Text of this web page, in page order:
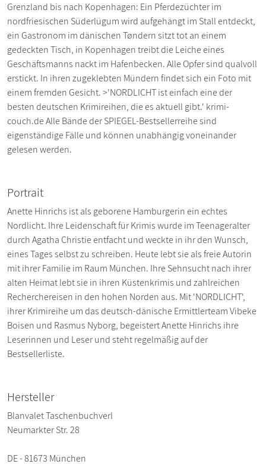
Grenzland bis nach Kopenhagen: Ein Pferdezüchter im
nordfriesischen Süderlügum wird aufgehängt im Stall entdeckt,
ein Gastronom im dänischen Tøndern sitzt tot an einem
gedeckten Tisch, in Kopenhagen treibt die Leiche eines
Geschäftsmanns nackt im Hafenbecken. Alle Opfer sind qualvoll
erstickt. In ihren zugeklebten Mündern findet sich ein Foto mit
einem fremden Gesicht. >'NORDLICHT ist einfach eine der
besten deutschen Krimireihen, die es aktuell gibt.' krimi-
couch.de Alle Bände der SPIEGEL-Bestsellerreihe sind
eigenständige Fälle und können unabhängig voneinander
gelesen werden.
Portrait
Anette Hinrichs ist als geborene Hamburgerin ein echtes
Nordlicht. Ihre Leidenschaft für Krimis wurde im Teenageralter
durch Agatha Christie entfacht und weckte in ihr den Wunsch,
eines Tages selbst zu schreiben. Heute lebt sie als freie Autorin
mit ihrer Familie im Raum München. Ihre Sehnsucht nach ihrer
alten Heimat lebt sie in ihren Küstenkrimis und zahlreichen
Recherchereisen in den hohen Norden aus. Mit 'NORDLICHT',
ihrer Krimireihe um das deutsch-dänische Ermittlerteam Vibeke
Boisen und Rasmus Nyborg, begeistert Anette Hinrichs ihre
Leserinnen und Leser und steht regelmäßig auf der
Bestsellerliste.
Hersteller
Blanvalet Taschenbuchverl
Neumarkter Str. 28
DE - 81673 München